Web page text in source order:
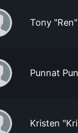
Tony
Punnat
Kristen